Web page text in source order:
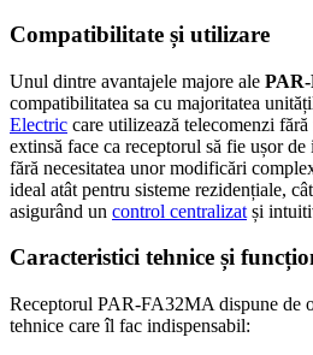
Compatibilitate și utilizare
Unul dintre avantajele majore ale
compatibilitatea sa cu majoritatea
Electric care utilizează telecomenzi
extinsă face ca receptorul să fie ușor
fără necesitatea unor modificări
ideal atât pentru sisteme rezidențiale,
asigurând un control centralizat și
Caracteristici tehnice și
Receptorul PAR-FA32MA dispune de
tehnice care îl fac indispensabil: